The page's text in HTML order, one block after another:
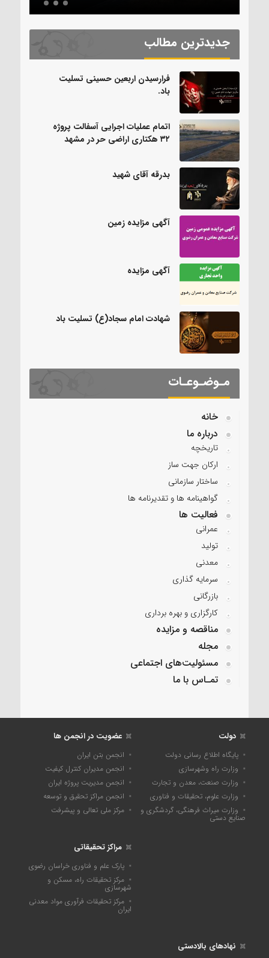
جدیدترین مطالب
فرارسیدن اربعین حسینی تسلیت
باد.
اتمام عملیات اجرایی آسفالت پروژه
۳۲ هکتاری اراضی حر در مشهد
بدرقه آقای شهید
آگهی مزایده زمین
آگهی مزایده
شهادت امام سجاد(ع) تسلیت باد
مـوضـوعـات
خانه
درباره ما
تاریخچه
ارکان جهت ساز
ساختار سازمانی
گواهینامه ها و تقدیرنامه ها
فعالیت ها
عمرانی
تولید
معدنی
سرمایه گذاری
بازرگانی
کارگزاری و بهره برداری
مناقصه و مزایده
مجله
مسئولیت‌های اجتماعی
تمـاس با ما
دولت
پایگاه اطلاع رسانی دولت
وزارت راه وشهرسازی
وزارت صنعت، معدن و تجارت
وزارت علوم، تحقیقات و فناوری
وزارت میراث فرهنگی، گردشگری و
صنایع دستی
عضویت در انجمن ها
انجمن بتن ایران
انجمن مدیران کنترل کیفیت
انجمن مدیریت پروژه ایران
انجمن مراکز تحقیق و توسعه
مرکز ملی تعالی و پیشرفت
مراکز تحقیقاتی
پارک علم و فناوری خراسان رضوی
مرکز تحقیقات راه، مسکن و
شهرسازی
مرکز تحقیقات فرآوری مواد معدنی
ایران
نهادهای بالادستی